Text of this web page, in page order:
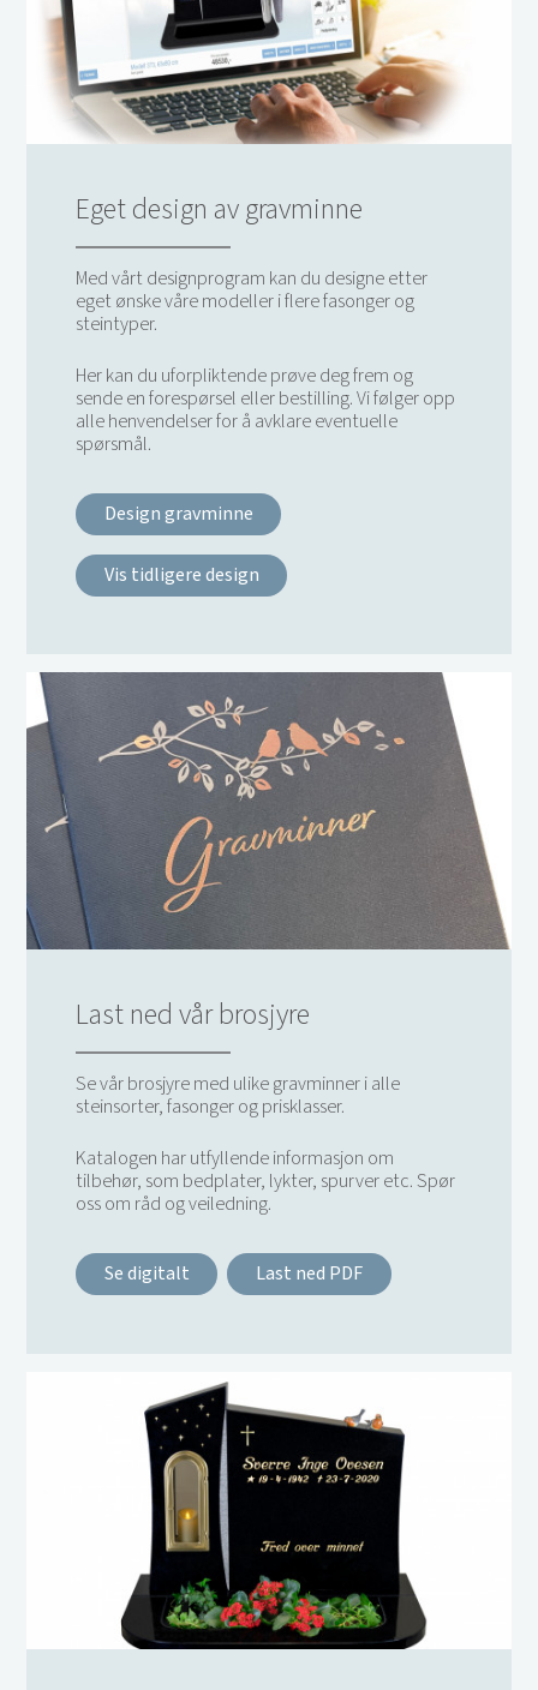
Eget design av gravminne
Med vårt designprogram kan du designe etter
eget ønske våre modeller i flere fasonger og
steintyper.
Her kan du uforpliktende prøve deg frem og
sende en forespørsel eller bestilling. Vi følger opp
alle henvendelser for å avklare eventuelle
spørsmål.
Design gravminne
Vis tidligere design
Last ned vår brosjyre
Se vår brosjyre med ulike gravminner i alle
steinsorter, fasonger og prisklasser.
Katalogen har utfyllende informasjon om
tilbehør, som bedplater, lykter, spurver etc. Spør
oss om råd og veiledning.
Se digitalt Last ned PDF